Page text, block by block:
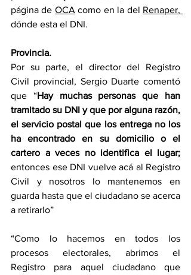
página de OCA como en la del Renaper
dónde esta el DNI.
Provincia.
Por su parte, el director del Registro
Civil provincial, Sergio Duarte comentó
que “Hay muchas personas que han
tramitado su DNI y que por alguna razón,
el servicio postal que los entrega no los
ha encontrado en su domicilio o el
cartero a veces no identifica el lugar;
entonces ese DNI vuelve acá al Registro
Civil y nosotros lo mantenemos en
guarda hasta que el ciudadano se acerca
a retirarlo”
“Como lo hacemos en todos los
procesos electorales, abrimos el
Registro para aquel ciudadano que